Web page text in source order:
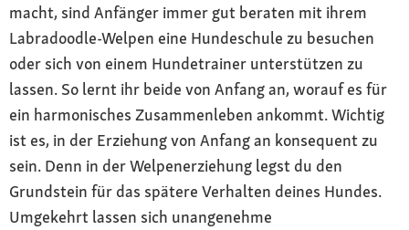
macht, sind Anfänger immer gut beraten mit ihrem
Labradoodle-Welpen eine Hundeschule zu besuchen
oder sich von einem Hundetrainer unterstützen zu
lassen. So lernt ihr beide von Anfang an, worauf es für
ein harmonisches Zusammenleben ankommt. Wichtig
ist es, in der Erziehung von Anfang an konsequent zu
sein. Denn in der Welpenerziehung legst du den
Grundstein für das spätere Verhalten deines Hundes.
Umgekehrt lassen sich unangenehme